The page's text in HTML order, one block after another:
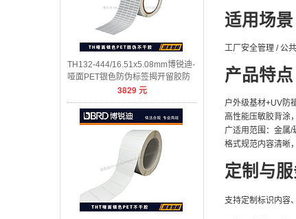
TH132-444/16.51x5.08mm博锐迪-
哑面PET银色防伪标签揭开留胶防
3829元
适用场景
工厂安全管理 / 公
产品特点
户外级基材+UV防
高性能压敏胶背涂
广适用范围：金属/
格式规范内容清晰
定制与
支持定制标识内容